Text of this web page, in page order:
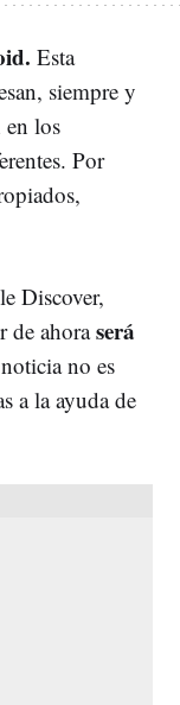
Esta
siempre y
en los
Por
Discover,
de ahoraserá
no es
a la ayuda de